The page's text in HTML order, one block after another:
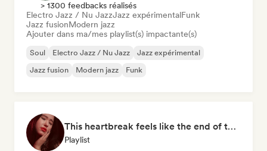
> 1300 feedbacks réalisés
Electro Jazz / Nu JazzJazz expérimentalFunk
Jazz fusionModern jazz
Ajouter dans ma/mes playlist(s) impactante(s)
Soul Electro Jazz / Nu Jazz
Jazz expérimental
Jazz fusion
Modern jazz Funk
This heartbreak feels like the end of the world
Playlist